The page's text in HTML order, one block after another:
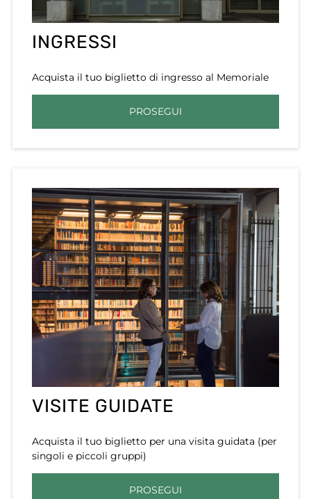
INGRESSI
Acquista il tuo biglietto di ingresso al Memoriale
PROSEGUI
VISITE GUIDATE
Acquista il tuo biglietto per una visita guidata (per
singoli e piccoli gruppi)
PROSEGUI